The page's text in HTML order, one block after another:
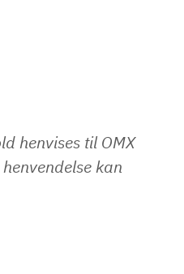
henvises til OMX
kan